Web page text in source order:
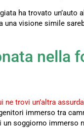
ha trovato un’auto
una visione simile
nella
ne trovi un’altra assurda
immerso tra
soggiorno immerso